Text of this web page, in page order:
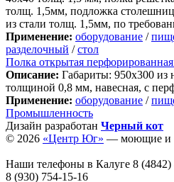
толщ. 1,5мм, подложка
из стали толщ. 1,5мм, по
Применение: оборудование /
разделочный /стол
Полка открытая
Описание: Габариты: 950х300 из
толщиной 0,8 мм, навесная, с
Применение: оборудование /
Промышленность
Дизайн разработан Черный кот
© 2026 «Центр Юг» — моющие и
Наши телефоны в Калуге 8 (4842)
8 (930) 754-15-16